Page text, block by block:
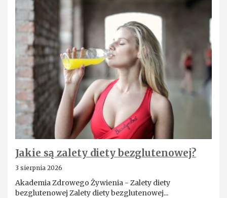
Jakie są zalety diety bezglutenowej?
3 sierpnia 2026
Akademia Zdrowego Żywienia - Zalety diety
bezglutenowej Zalety diety bezglutenowej...